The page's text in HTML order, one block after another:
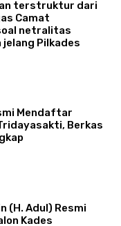
terstruktur dari
Camat
netralitas
Pilkades
Mendaftar
Berkas
(H. Adul) Resmi
Kades